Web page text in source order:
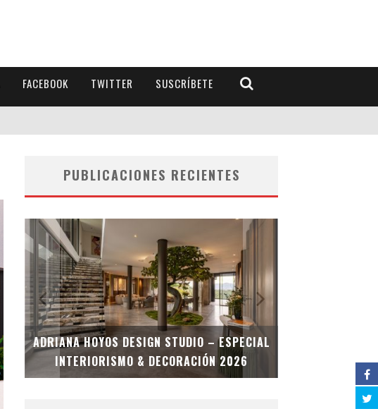
FACEBOOK TWITTER SUSCRÍBETE
PUBLICACIONES RECIENTES
ADRIANA HOYOS DESIGN STUDIO – ESPECIAL
INTERIORISMO & DECORACIÓN 2026